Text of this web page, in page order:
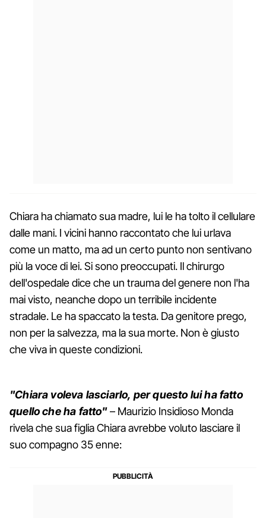
Chiara ha chiamato sua madre, lui le ha tolto il cellulare
dalle mani. I vicini hanno raccontato che lui urlava
come un matto, ma ad un certo punto non sentivano
più la voce di lei. Si sono preoccupati. Il chirurgo
dell'ospedale dice che un trauma del genere non l'ha
mai visto, neanche dopo un terribile incidente
stradale. Le ha spaccato la testa. Da genitore prego,
non per la salvezza, ma la sua morte. Non è giusto
che viva in queste condizioni.
"Chiara voleva lasciarlo, per questo lui ha fatto
quello che ha fatto"– Maurizio Insidioso Monda
rivela che sua figlia Chiara avrebbe voluto lasciare il
suo compagno 35 enne: